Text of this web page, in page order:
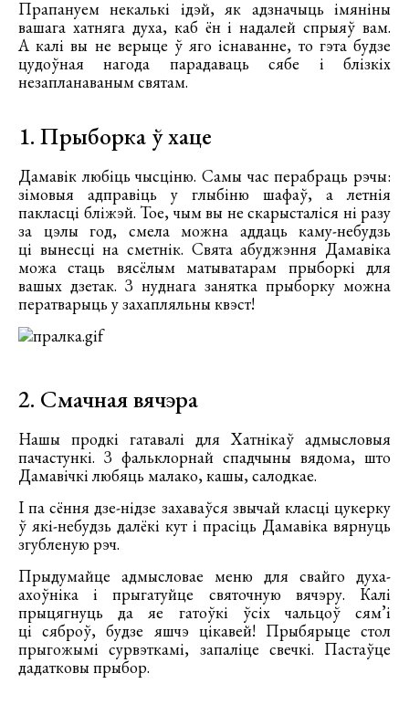
Прапануем некалькі ідэй, як адзначыць імяніны
вашага хатняга духа, каб ён і надалей спрыяў вам.
А калі вы не верыце ў яго існаванне, то гэта будзе
цудоўная нагода парадаваць сябе і блізкіх
незапланаваным святам.
1. Прыборка ў хаце
Дамавік любіць чысціню. Самы час перабраць рэчы:
зімовыя адправіць у глыбіню шафаў, а летнія
пакласці бліжэй. Тое, чым вы не скарысталіся ні разу
за цэлы год, смела можна аддаць каму-небудзь
ці вынесці на сметнік. Свята абуджэння Дамавіка
можа стаць вясёлым матыватарам прыборкі для
вашых дзетак. З нуднага занятка прыборку можна
ператварыць у захапляльны квэст!
2. Смачная вячэра
Нашы продкі гатавалі для Хатнікаў адмысловыя
пачастункі. З фальклорнай спадчыны вядома, што
Дамавічкі любяць малако, кашы, салодкае.
І па сёння дзе-нідзе захаваўся звычай класці цукерку
ў які-небудзь далёкі кут і прасіць Дамавіка вярнуць
згубленую рэч.
Прыдумайце адмысловае меню для свайго духа-
ахоўніка і прыгатуйце святочную вячэру. Калі
прыцягнуць да яе гатоўкі ўсіх чальцоў сям’і
ці сяброў, будзе яшчэ цікавей! Прыбярыце стол
прыгожымі сурвэткамі, запаліце свечкі. Пастаўце
дадатковы прыбор.